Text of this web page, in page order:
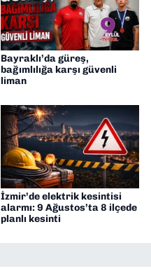
Bayraklı’da güreş,
bağımlılığa karşı güvenli
liman
İzmir’de elektrik kesintisi
alarmı: 9 Ağustos’ta 8 ilçede
planlı kesinti